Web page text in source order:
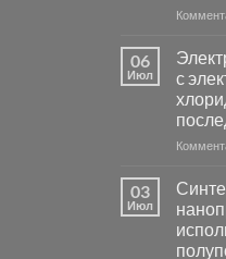
06
Июл
с
03
Июл